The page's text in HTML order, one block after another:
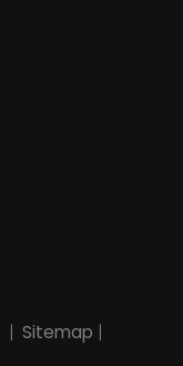
| Sitemap |